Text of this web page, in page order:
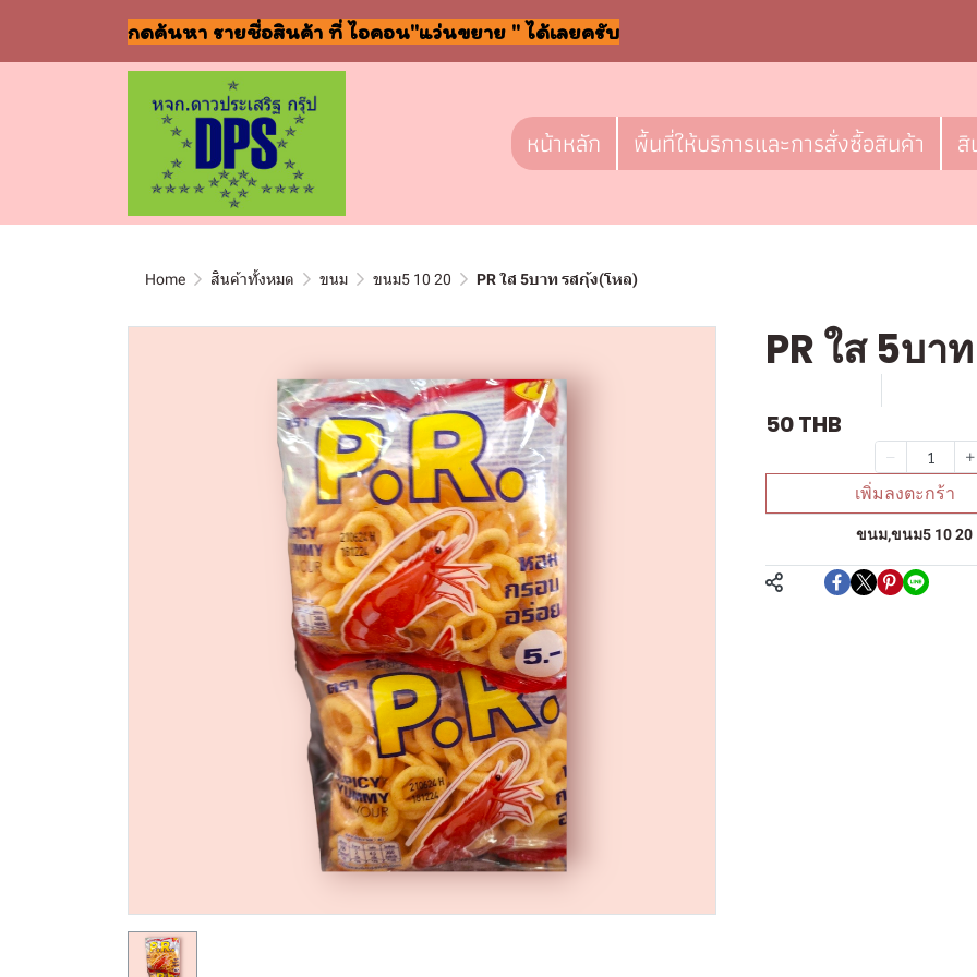
กดค้นหา รายชื่อสินค้า ที่ ไอคอน"แว่นขยาย " ได้เลยครับ
หน้าหลัก พื้นที่ให้บริการและการสั่งซื้อสินค้า
Home สินค้าทั้งหมด ขนม ขนม5 10 20 PR ใส 5บาท รสกุ้ง(โหล)
PR ใส 5บา
50 THB
เพิ่มลงตะกร้า
ขนม,ขนม5 10 20